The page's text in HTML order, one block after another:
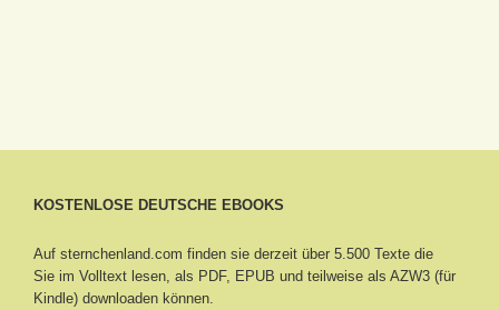
KOSTENLOSE DEUTSCHE EBOOKS
Auf sternchenland.com finden sie derzeit über 5.500 Texte die
Sie im Volltext lesen, als PDF, EPUB und teilweise als AZW3 (für
Kindle) downloaden können.